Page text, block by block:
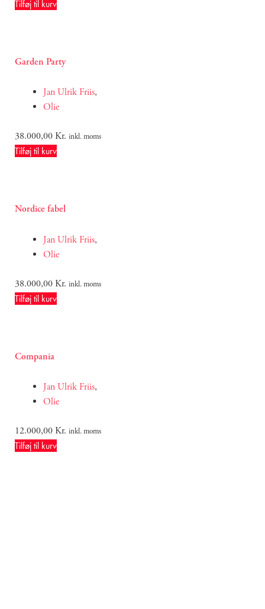
Tilføj til kurv
Garden Party
Jan Ulrik Friis,
Olie
38.000,00Kr. inkl. moms
Tilføj til kurv
Nordice fabel
Jan Ulrik Friis,
Olie
38.000,00Kr. inkl. moms
Tilføj til kurv
Compania
Jan Ulrik Friis,
Olie
12.000,00Kr. inkl. moms
Tilføj til kurv